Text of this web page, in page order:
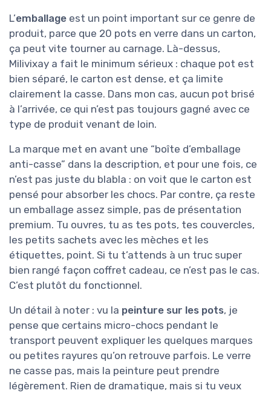
L’emballage est un point important sur ce genre de
produit, parce que 20 pots en verre dans un carton,
ça peut vite tourner au carnage. Là-dessus,
Milivixay a fait le minimum sérieux : chaque pot est
bien séparé, le carton est dense, et ça limite
clairement la casse. Dans mon cas, aucun pot brisé
à l’arrivée, ce qui n’est pas toujours gagné avec ce
type de produit venant de loin.
La marque met en avant une “boîte d’emballage
anti-casse” dans la description, et pour une fois, ce
n’est pas juste du blabla : on voit que le carton est
pensé pour absorber les chocs. Par contre, ça reste
un emballage assez simple, pas de présentation
premium. Tu ouvres, tu as tes pots, tes couvercles,
les petits sachets avec les mèches et les
étiquettes, point. Si tu t’attends à un truc super
bien rangé façon coffret cadeau, ce n’est pas le cas.
C’est plutôt du fonctionnel.
Un détail à noter : vu la peinture sur les pots, je
pense que certains micro-chocs pendant le
transport peuvent expliquer les quelques marques
ou petites rayures qu’on retrouve parfois. Le verre
ne casse pas, mais la peinture peut prendre
légèrement. Rien de dramatique, mais si tu veux